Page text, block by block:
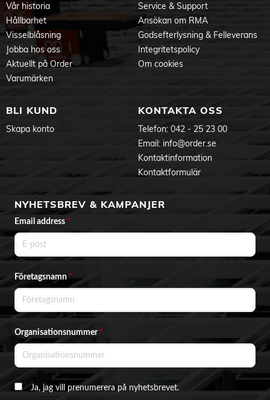
Vår historia
Hållbarhet
Visselblåsning
Jobba hos oss
Aktuellt på Order
Varumärken
Service & Support
Ansökan om RMA
Godsefterlysning & Felleverans
Integritetspolicy
Om cookies
BLI KUND
Skapa konto
KONTAKTA OSS
Telefon: 042 - 25 23 00
Email: info@order.se
Kontaktinformation
Kontaktformulär
NYHETSBREV & KAMPANJER
Email address *
Företagsnamn*
Organisationsnummer *
Ja, jag vill prenumerera på nyhetsbrevet.